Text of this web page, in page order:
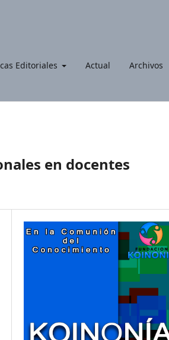
Editoriales Actual Archivos
en docentes